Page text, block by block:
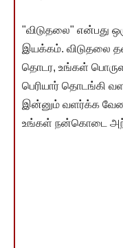
"விடுதலை" என்பது
இயக்கம். விடுதலை
தொடர, உங்கள்
பெரியார் தொடங்கி
இன்னும் வளர்க்க
உங்கள் நன்கொடை அந்த